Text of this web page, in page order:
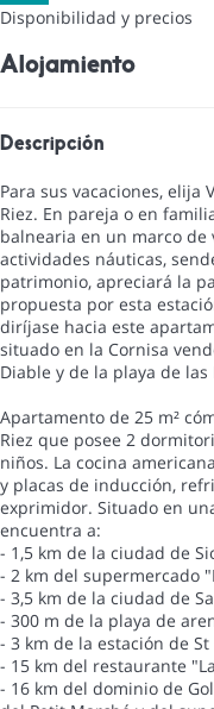
Disponibilidad y precios
Alojamiento
Descripción
Para sus vacaciones, elija
Riez. En pareja o en
balnearia en un marco de
actividades náuticas,
patrimonio, apreciará la
propuesta por esta
diríjase hacia este
situado en la Cornisa
Diable y de la playa de las
Apartamento de 25 m²
Riez que posee 2
niños. La cocina
y placas de inducción,
exprimidor. Situado en
encuentra a:
- 1,5 km de la ciudad de
- 2 km del supermercado
- 3,5 km de la ciudad de
- 300 m de la playa de
- 3 km de la estación de St
- 15 km del restaurante
- 16 km del dominio de